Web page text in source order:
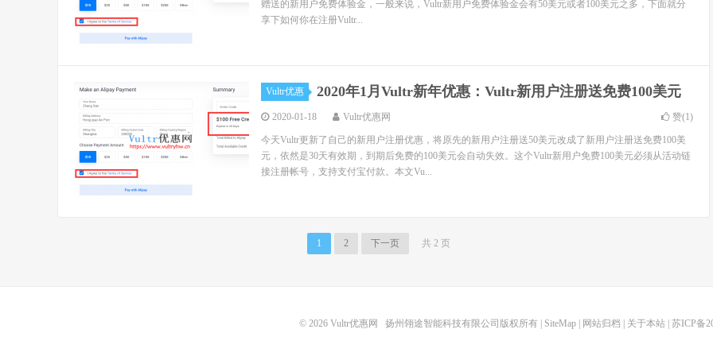
赠送的新用户免费体验金，一般来说，Vultr新用户免费体验金会有50美元或者100美元之多，下面就分
享下如何你在注册Vultr...
Vultr优惠 2020年1月Vultr新年优惠：Vultr新用户注册送免费100美元
2020-01-18 Vultr优惠网 赞(1)
今天Vultr更新了自己的新用户注册优惠，将原先的新用户注册送50美元改成了新用户注册送免费100美
元，依然是30天有效期，到期后免费的100美元会自动失效。这个Vultr新用户免费100美元必须从活动链
接注册帐号，支持支付宝付款。本文Vu...
1 2 下一页 共 2 页
© 2026 Vultr优惠网 扬州翎途智能科技有限公司版权所有 | SiteMap| 网站归档 关于本站| 苏ICP备